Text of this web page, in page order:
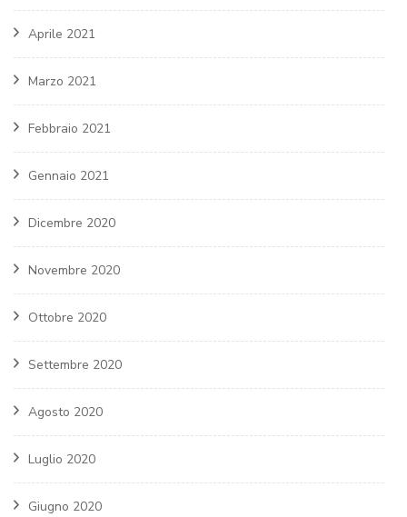
Aprile 2021
Marzo 2021
Febbraio 2021
Gennaio 2021
Dicembre 2020
Novembre 2020
Ottobre 2020
Settembre 2020
Agosto 2020
Luglio 2020
Giugno 2020